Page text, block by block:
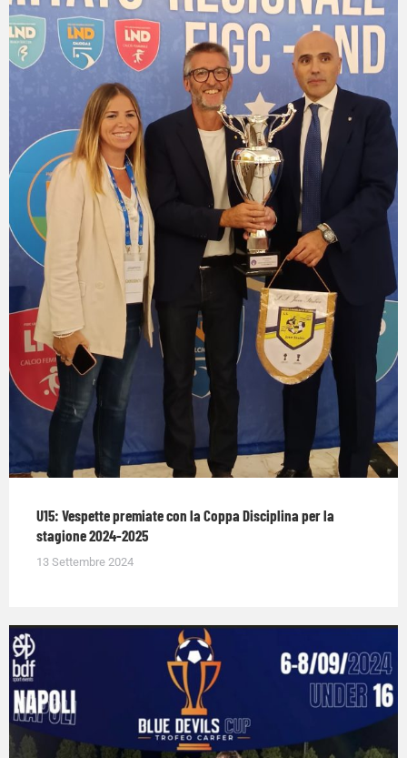
U15: Vespette premiate con la Coppa Disciplina per la
stagione 2024-2025
13 Settembre 2024